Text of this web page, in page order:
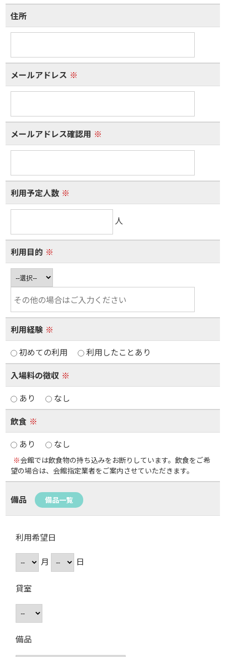
住所
メールアドレス ※
メールアドレス確認用 ※
利用予定人数 ※
人
利用目的 ※
利用経験 ※
初めての利用
利用したことあり
入場料の徴収 ※
あり
なし
飲食 ※
あり
なし
※会館では飲食物の持ち込みをお断りしています。飲食をご希
望の場合は、会館指定業者をご案内させていただきます。
備品 備品一覧
利用希望日
月
日
貸室
備品